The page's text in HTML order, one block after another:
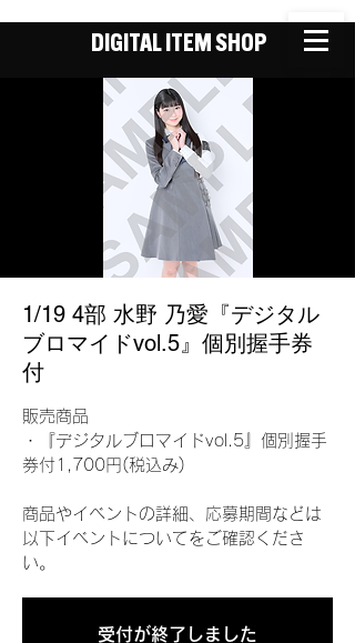
DIGITAL ITEM SHOP
1/19 4部 水野 乃愛『デジタル
ブロマイドvol.5』個別握手券
付
販売商品
・『デジタルブロマイドvol.5』個別握手
券付1,700円(税込み)
商品やイベントの詳細、応募期間などは
以下イベントについてをご確認くださ
い。
受付が終了しました